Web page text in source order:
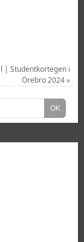
| Studentkortegen i
Örebro 2024»